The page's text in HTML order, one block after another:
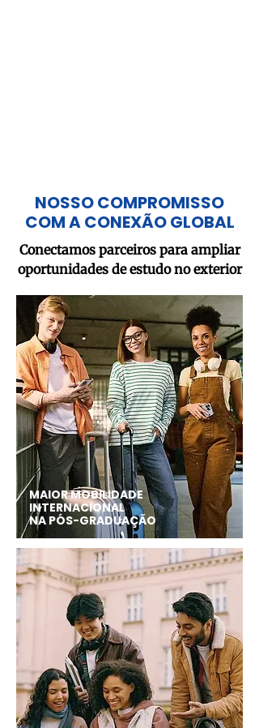
NOSSO COMPROMISSO
COM A CONEXÃO GLOBAL
Conectamos parceiros para ampliar
oportunidades de estudo no exterior
MAIOR MOBILIDADE
INTERNACIONAL
NA PÓS-GRADUAÇÃO